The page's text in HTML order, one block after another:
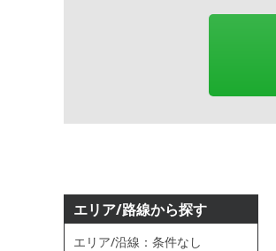
エリア/路線から探す
エリア/沿線：条件なし